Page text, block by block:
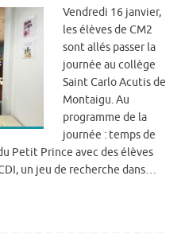
Vendredi 16 janvier,
les élèves de CM2
sont allés passer la
journée au collège
Saint Carlo Acutis de
Montaigu. Au
programme de la
journée : temps de
Petit Prince avec des élèves
un jeu de recherche dans…